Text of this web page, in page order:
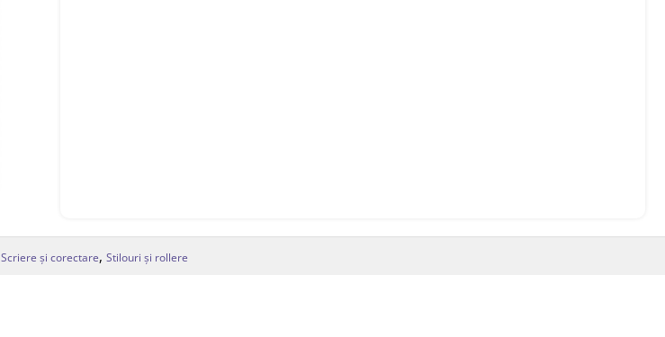
Scriere și corectare, Stilouri și rollere